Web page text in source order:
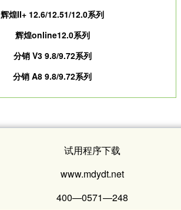
辉煌II+ 12.6/12.51/12.0系列
辉煌online12.0系列
分销 V3 9.8/9.72系列
分销 A8 9.8/9.72系列
试用程序下载
www.mdydt.net
400—0571—248